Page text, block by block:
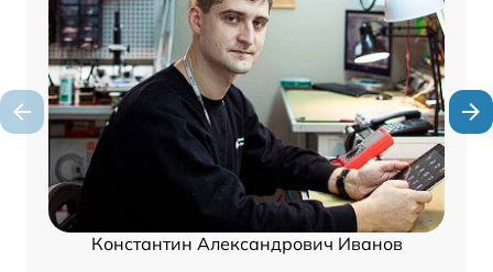
Константин Александрович Иванов